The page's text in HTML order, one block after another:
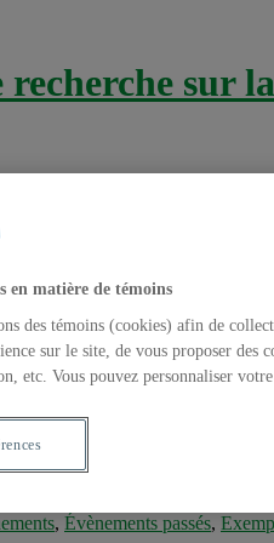
recherche sur
SMS
l’adhérence au
, Évènements passés,
en matière de témoins
des témoins (cookies) afin de
sur le site, de vous proposer des
etc. Vous pouvez personnaliser